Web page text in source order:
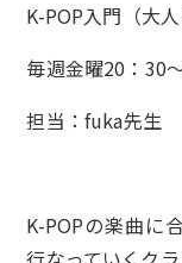
K-POP入門（大人
毎週金曜20：30
担当：fuka先生
K-POPの楽曲に